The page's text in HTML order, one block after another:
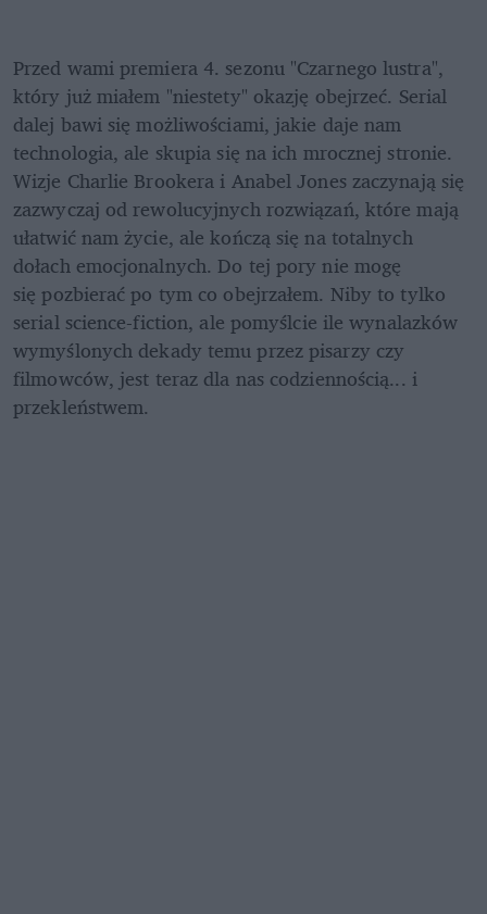
Przed wami premiera 4. sezonu "Czarnego lustra",
który już miałem "niestety" okazję obejrzeć. Serial
dalej bawi się możliwościami, jakie daje nam
technologia, ale skupia się na ich mrocznej stronie.
Wizje Charlie Brookera i Anabel Jones zaczynają się
zazwyczaj od rewolucyjnych rozwiązań, które mają
ułatwić nam życie, ale kończą się na totalnych
dołach emocjonalnych. Do tej pory nie mogę
się pozbierać po tym co obejrzałem. Niby to tylko
serial science-fiction, ale pomyślcie ile wynalazków
wymyślonych dekady temu przez pisarzy czy
filmowców, jest teraz dla nas codziennością... i
przekleństwem.